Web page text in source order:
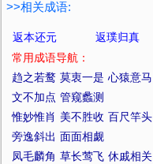
>>相关成语:
返本还元 返璞归真
常用成语导航：
趋之若鹜 莫衷一是 心猿意马
文不加点 管窥蠡测
惟妙惟肖 美不胜收 百尺竿头
旁逸斜出 面面相觑
凤毛麟角 草长莺飞 休戚相关